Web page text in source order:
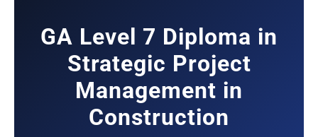
GA Level 7 Diploma in
Strategic Project
Management in
Construction